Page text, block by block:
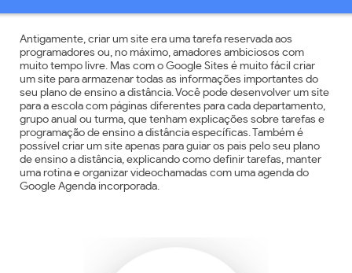
Antigamente, criar um site era uma tarefa reservada aos
programadores ou, no máximo, amadores ambiciosos com
muito tempo livre. Mas com o Google Sites é muito fácil criar
um site para armazenar todas as informações importantes do
seu plano de ensino a distância. Você pode desenvolver um site
para a escola com páginas diferentes para cada departamento,
grupo anual ou turma, que tenham explicações sobre tarefas e
programação de ensino a distância específicas. Também é
possível criar um site apenas para guiar os pais pelo seu plano
de ensino a distância, explicando como definir tarefas, manter
uma rotina e organizar videochamadas com uma agenda do
Google Agenda incorporada.